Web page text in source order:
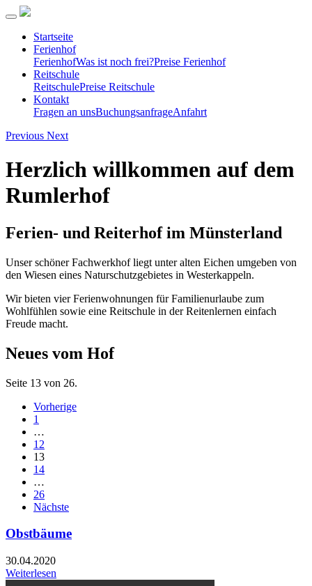
Startseite
Ferienhof
FerienhofWas ist noch frei?Preise Ferienhof
Reitschule
ReitschulePreise Reitschule
Kontakt
Fragen an unsBuchungsanfrageAnfahrt
Previous Next
Herzlich willkommen auf dem
Rumlerhof
Ferien- und Reiterhof im Münsterland
Unser schöner Fachwerkhof liegt unter alten Eichen umgeben von
den Wiesen eines Naturschutzgebietes in Westerkappeln.
Wir bieten vier Ferienwohnungen für Familienurlaube zum
Wohlfühlen sowie eine Reitschule in der Reitenlernen einfach
Freude macht.
Neues vom Hof
Seite 13 von 26.
Vorherige
1
…
12
13
14
…
26
Nächste
Obstbäume
30.04.2020
Weiterlesen